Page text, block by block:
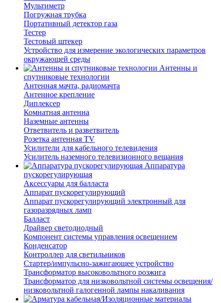
Мультиметр
Погружная трубка
Портативный детектор газа
Тестер
Тестовый штекер
Устройство для измерение экологических параметров
окружающей среды
Антенны и
спутниковые технологии
Антенная мачта, радиомачта
Антенное крепление
Диплексер
Комнатная антенна
Наземные антенны
Ответвитель и разветвитель
Розетка антенная TV
Усилители для кабельного телевидения
Усилитель наземного телевизионного вещания
Аппаратура
пускорегулирующая
Аксессуары для балласта
Аппарат пускорегулирующий
Аппарат пускорегулирующий электронный для
газоразрядных ламп
Балласт
Драйвер светодиодный
Компонент системы управления освещением
Конденсатор
Контроллер для светильников
Стартер/импульсно-зажигающее устройство
Трансформатор высоковольтного розжига
Трансформатор для низковольтной системы освещения/
низковольтной галогенной лампы накаливания